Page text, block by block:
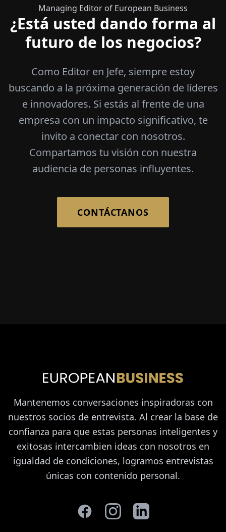
Managing Editor of European Business
¿Está usted dando forma al
futuro de los negocios?
Como Editor en Jefe, siempre estoy
buscando a la próxima generación de líderes
e innovadores. Si estás al frente de una
empresa con un impacto significativo, te
invito a conectar con nosotros.
Compartamos tu visión con nuestra
audiencia de personas influyentes.
CONTÁCTANOS
Mantenemos conversaciones inspiradoras con
nuestros socios de entrevista. Al crear la base de
confianza para que estas personas inteligentes y
exitosas intercambien ideas con nosotros en
igualdad de condiciones, logramos entrevistas
únicas con contenido personal.